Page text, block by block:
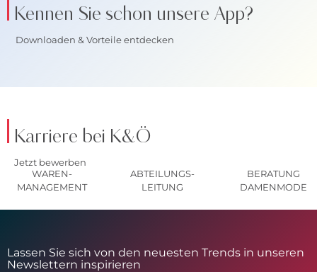
Kennen Sie schon unsere App?
Downloaden & Vorteile entdecken
Karriere bei K&Ö
Jetzt bewerben
WAREN-
MANAGEMENT
ABTEILUNGS-
LEITUNG
BERATUNG
DAMENMODE
Lassen Sie sich von den neuesten Trends in unseren
Newslettern inspirieren